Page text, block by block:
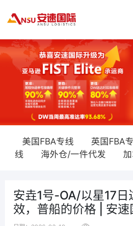
美国FBA专线 英国FBA
线
海外仓/一件代发
安垚1号-OA/以星17日
效，普船的价格 | 安速